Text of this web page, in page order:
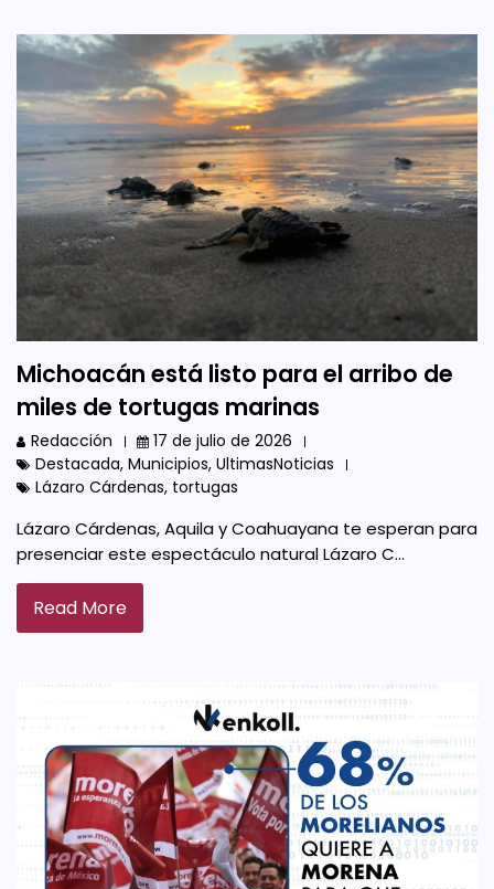
Michoacán está listo para el arribo de
miles de tortugas marinas
Redacción
17 de julio de 2026
Destacada, Municipios, UltimasNoticias
Lázaro Cárdenas, tortugas
Lázaro Cárdenas, Aquila y Coahuayana te esperan para
presenciar este espectáculo natural Lázaro C…
Read More